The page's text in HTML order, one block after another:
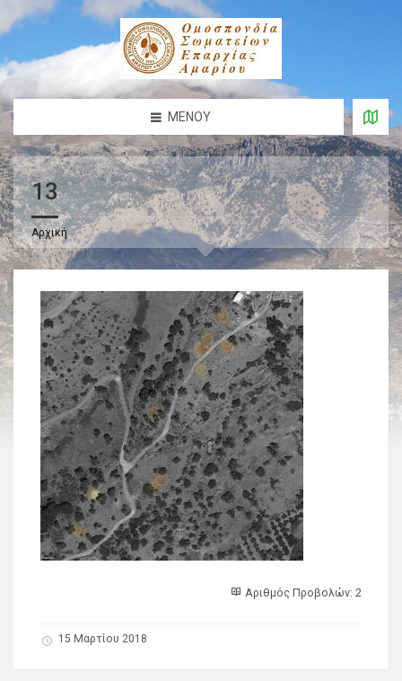
ΜΕΝΟΎ
13
Αρχική
Αριθμός Προβολών: 2
15 Μαρτίου 2018